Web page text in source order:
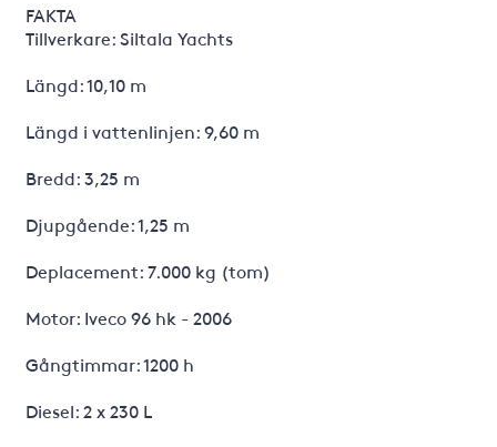
FAKTA
Tillverkare: Siltala Yachts
Längd: 10,10 m
Längd i vattenlinjen: 9,60 m
Bredd: 3,25 m
Djupgående: 1,25 m
Deplacement: 7.000 kg (tom)
Motor: Iveco 96 hk - 2006
Gångtimmar: 1200 h
Diesel: 2 x 230 L